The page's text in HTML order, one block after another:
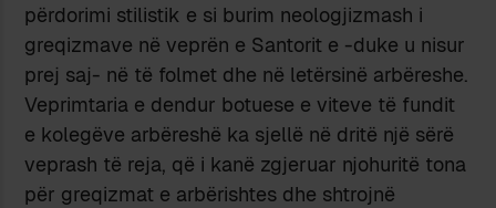
përdorimi stilistik e si burim neologjizmash i
greqizmave në veprën e Santorit e -duke u nisur
prej saj- në të folmet dhe në letërsinë arbëreshe.
Veprimtaria e dendur botuese e viteve të fundit
e kolegëve arbëreshë ka sjellë në dritë një sërë
veprash të reja, që i kanë zgjeruar njohuritë tona
për greqizmat e arbërishtes dhe shtrojnë